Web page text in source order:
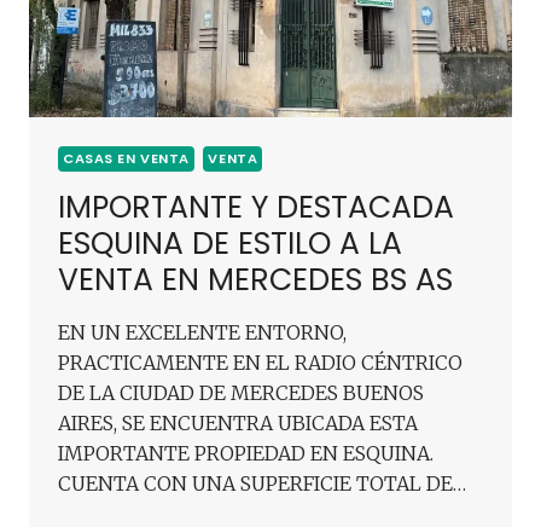
CASAS EN VENTA VENTA
IMPORTANTE Y DESTACADA
ESQUINA DE ESTILO A LA
VENTA EN MERCEDES BS AS
EN UN EXCELENTE ENTORNO,
PRACTICAMENTE EN EL RADIO CÉNTRICO
DE LA CIUDAD DE MERCEDES BUENOS
AIRES, SE ENCUENTRA UBICADA ESTA
IMPORTANTE PROPIEDAD EN ESQUINA.
CUENTA CON UNA SUPERFICIE TOTAL DE…